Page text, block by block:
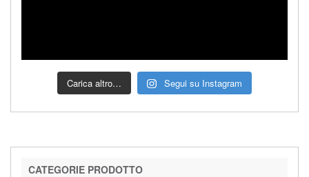
Carica altro… Segui su Instagram
CATEGORIE PRODOTTO